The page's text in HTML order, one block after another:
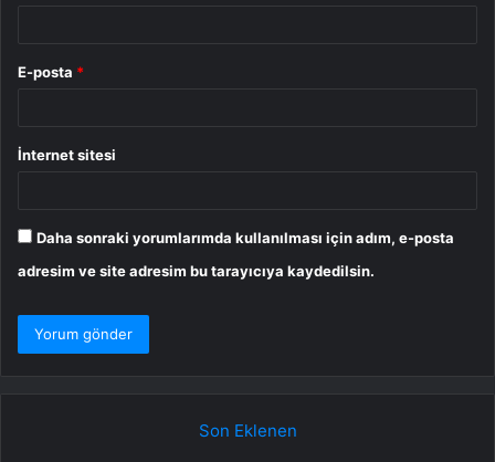
E-posta *
İnternet sitesi
Daha sonraki yorumlarımda kullanılması için adım, e-posta
adresim ve site adresim bu tarayıcıya kaydedilsin.
Son Eklenen